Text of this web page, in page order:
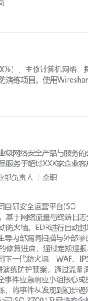
于企业级网络
威胁检测与响应
务商及软件公
责公司自研安
略调优，基于网
，并联动防火墙